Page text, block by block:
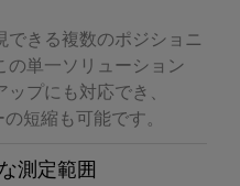
きる複数のポジショニ
の単一ソリューション
プにも対応でき、
短縮も可能です。
測定範囲